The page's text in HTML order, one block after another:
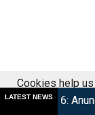
LATEST NEWS
Anuncian
Cookies help
services, you